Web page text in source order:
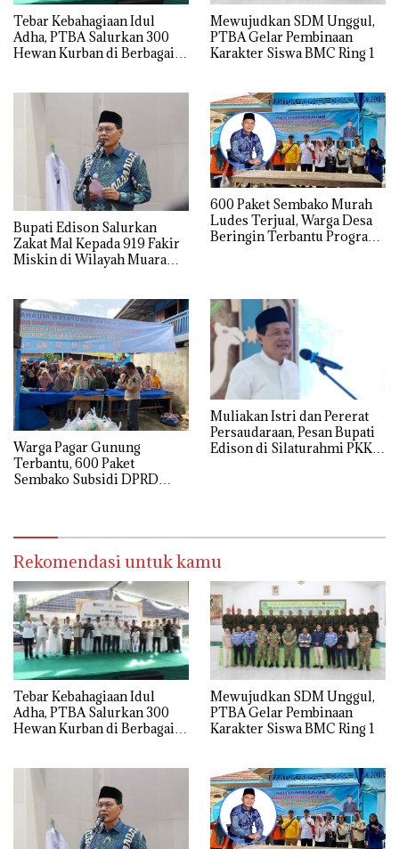
Tebar Kebahagiaan Idul
Adha, PTBA Salurkan 300
Hewan Kurban di Berbagai
Mewujudkan SDM Unggul,
PTBA Gelar Pembinaan
Karakter Siswa BMC Ring 1
Bupati Edison Salurkan
Zakat Mal Kepada 919 Fakir
Miskin di Wilayah Muara
600 Paket Sembako Murah
Ludes Terjual, Warga Desa
Beringin Terbantu Program
Warga Pagar Gunung
Terbantu, 600 Paket
Sembako Subsidi DPRD
Muliakan Istri dan Pererat
Persaudaraan, Pesan Bupati
Edison di Silaturahmi PKK
Rekomendasi untuk kamu
Tebar Kebahagiaan Idul
Adha, PTBA Salurkan 300
Hewan Kurban di Berbagai
Mewujudkan SDM Unggul,
PTBA Gelar Pembinaan
Karakter Siswa BMC Ring 1